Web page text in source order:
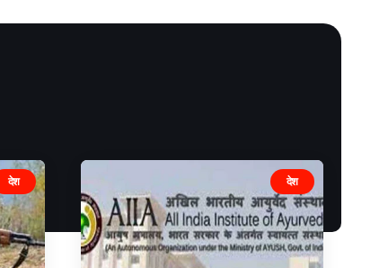
देश देश